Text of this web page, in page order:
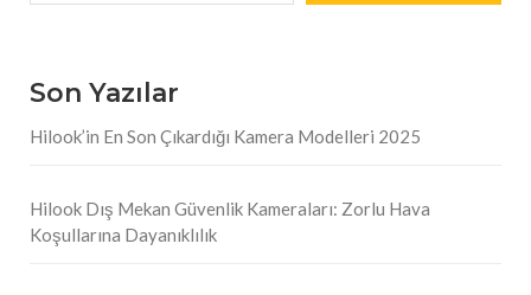
Son Yazılar
Hilook’in En Son Çıkardığı Kamera Modelleri 2025
Hilook Dış Mekan Güvenlik Kameraları: Zorlu Hava
Koşullarına Dayanıklılık